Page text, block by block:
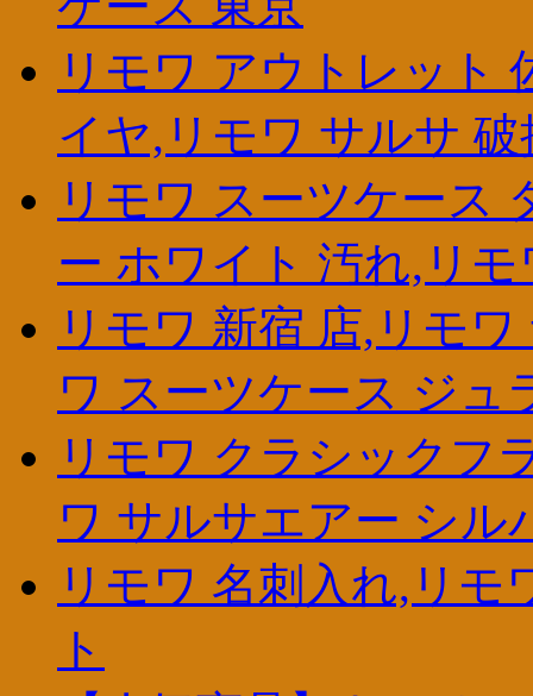
リモワ アウトレット
イヤ,リモワ サルサ 破
リモワ スーツケース
ー ホワイト 汚れ,リ
リモワ 新宿 店,リモ
ワ スーツケース ジュ
リモワ クラシックフ
ワ サルサエアー シル
リモワ 名刺入れ,リ
ト